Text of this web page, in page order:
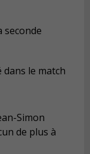
seconde
dans le match
Simon
de plus à